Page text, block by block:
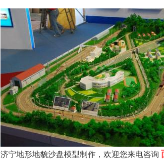
济宁地形地貌沙盘模型制作，欢迎您来电咨询